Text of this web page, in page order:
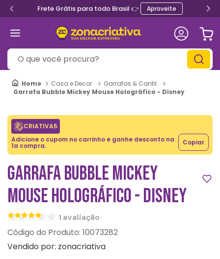
Frete Grátis para todo Brasil 👉 Aproveite
O que você procura?
Casa e Decor
Garrafas & Cantil
Garrafa Bubble Mickey Mouse Holográfico - Disney
CRIATIVA5
Adicione o cupom no carrinho e ganhe desconto na
1a compra. Copiar
GARRAFA BUBBLE MICKEY
MOUSE HOLOGRÁFICO - DISNEY
1 avaliação
: 10073282
Vendido por: zonacriativa